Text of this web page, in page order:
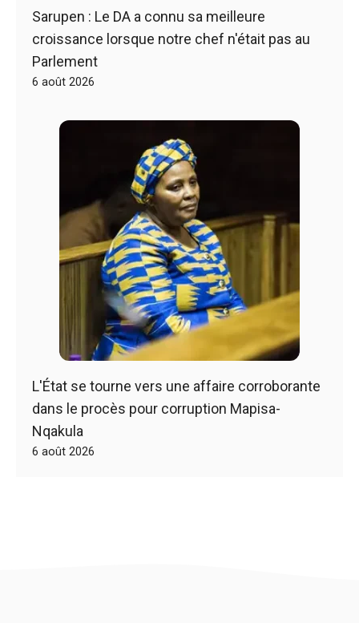
Sarupen : Le DA a connu sa meilleure
croissance lorsque notre chef n'était pas au
Parlement
6 août 2026
L'État se tourne vers une affaire corroborante
dans le procès pour corruption Mapisa-
Nqakula
6 août 2026